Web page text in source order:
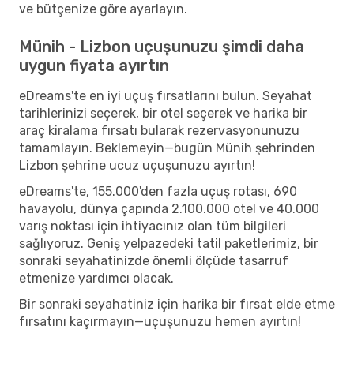
ve bütçenize göre ayarlayın.
Münih - Lizbon uçuşunuzu şimdi daha
uygun fiyata ayırtın
eDreams'te en iyi uçuş fırsatlarını bulun. Seyahat
tarihlerinizi seçerek, bir otel seçerek ve harika bir
araç kiralama fırsatı bularak rezervasyonunuzu
tamamlayın. Beklemeyin—bugün Münih şehrinden
Lizbon şehrine ucuz uçuşunuzu ayırtın!
eDreams'te, 155.000'den fazla uçuş rotası, 690
havayolu, dünya çapında 2.100.000 otel ve 40.000
varış noktası için ihtiyacınız olan tüm bilgileri
sağlıyoruz. Geniş yelpazedeki tatil paketlerimiz, bir
sonraki seyahatinizde önemli ölçüde tasarruf
etmenize yardımcı olacak.
Bir sonraki seyahatiniz için harika bir fırsat elde etme
fırsatını kaçırmayın—uçuşunuzu hemen ayırtın!